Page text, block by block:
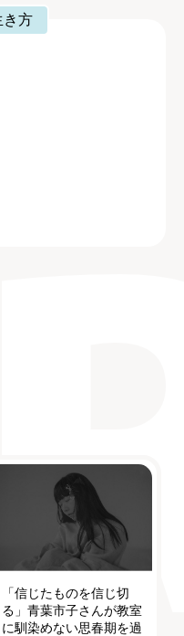
き方
「信じたものを信じ切
る」青葉市子さんが教室
に馴染めない思春期を過